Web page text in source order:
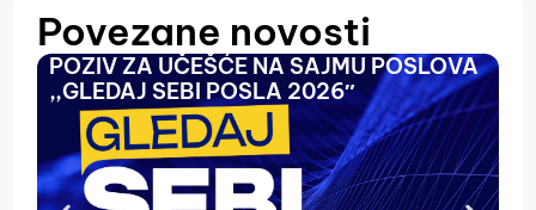
Povezane novosti
POZIV ZA UČEŠĆE NA SAJMU POSLOVA
,,GLEDAJ SEBI POSLA 2026″